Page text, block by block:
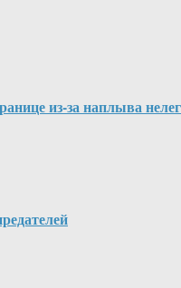
из-за наплыва